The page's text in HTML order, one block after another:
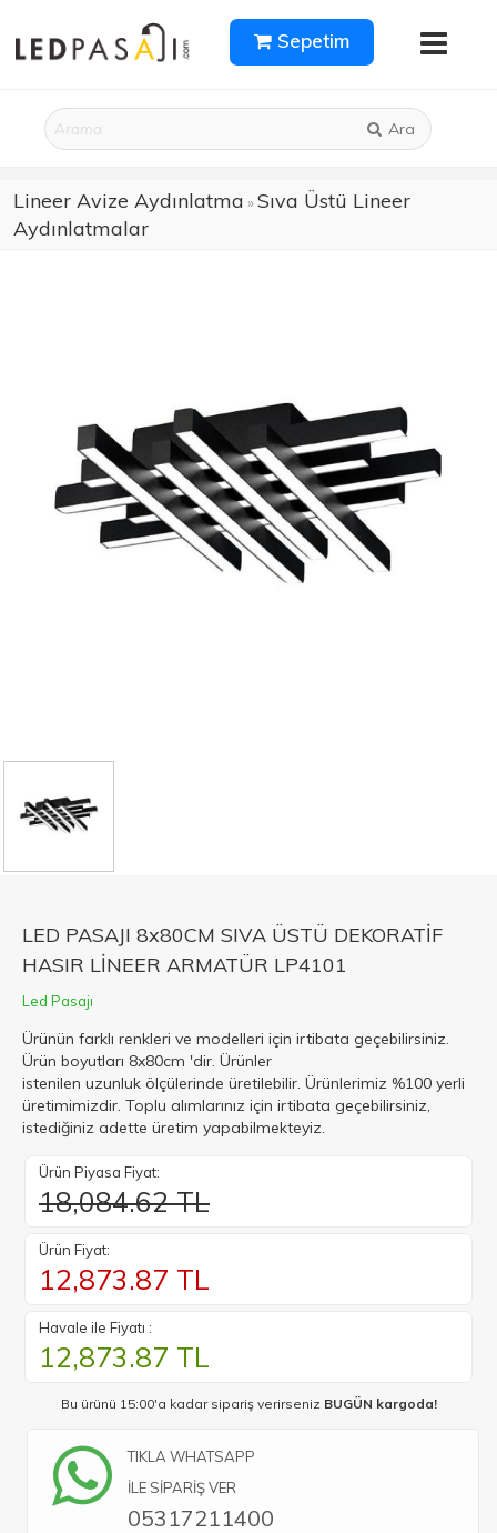
Sepetim
Ara
Lineer Avize Aydınlatma »Sıva Üstü Lineer
Aydınlatmalar
LED PASAJI 8x80CM SIVA ÜSTÜ DEKORATİF
HASIR LİNEER ARMATÜR LP4101
Led Pasajı
Ürünün farklı renkleri ve modelleri için irtibata geçebilirsiniz.
Ürün boyutları 8x80cm 'dir. Ürünler
istenilen uzunluk ölçülerinde üretilebilir. Ürünlerimiz %100 yerli
üretimimizdir. Toplu alımlarınız için irtibata geçebilirsiniz,
istediğiniz adette üretim yapabilmekteyiz.
Ürün Piyasa Fiyat:
18,084.62 TL
Ürün Fiyat:
12,873.87 TL
Havale ile Fiyatı :
12,873.87 TL
Bu ürünü 15:00'a kadar sipariş verirseniz BUGÜN kargoda!
TIKLA WHATSAPP
İLE SİPARİŞ VER
05317211400